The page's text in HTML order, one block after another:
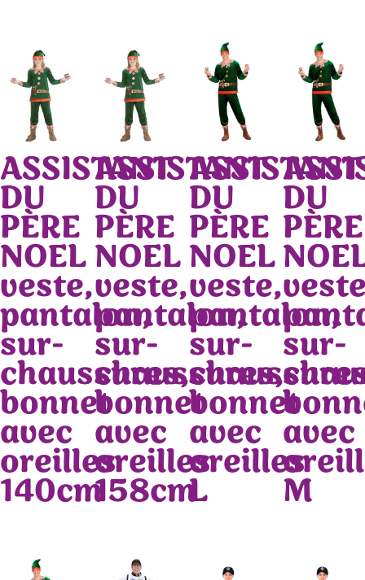
ASSISTANT
DU
PÈRE
NOEL
veste,
pantalon,
sur-
chaussures,
bonnet
avec
oreilles
140cm
ASSISTANT
DU
PÈRE
NOEL
veste,
pantalon,
sur-
chaussures,
bonnet
avec
oreilles
158cm
ASSISTANT
DU
PÈRE
NOEL
veste,
pantalon,
sur-
bonnet
avec
oreilles
L
DU
PÈRE
sur-
avec
M